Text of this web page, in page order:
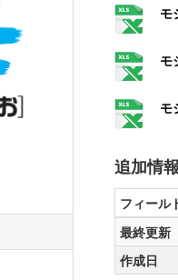
モ
モ
モ
追加情報
フィール
最終更新
作成日